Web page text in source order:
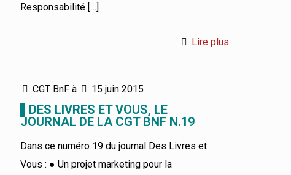
Responsabilité […]
Lire plus
CGT BnF à 15 juin 2015
▌DES LIVRES ET VOUS, LE
JOURNAL DE LA CGT BNF N.19
Dans ce numéro 19 du journal Des Livres et
Vous : ● Un projet marketing pour la